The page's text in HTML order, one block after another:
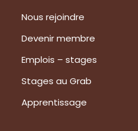
Nous rejoindre
Devenir membre
Emplois – stages
Stages au Grab
Apprentissage